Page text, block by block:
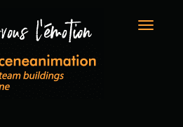
Toggle